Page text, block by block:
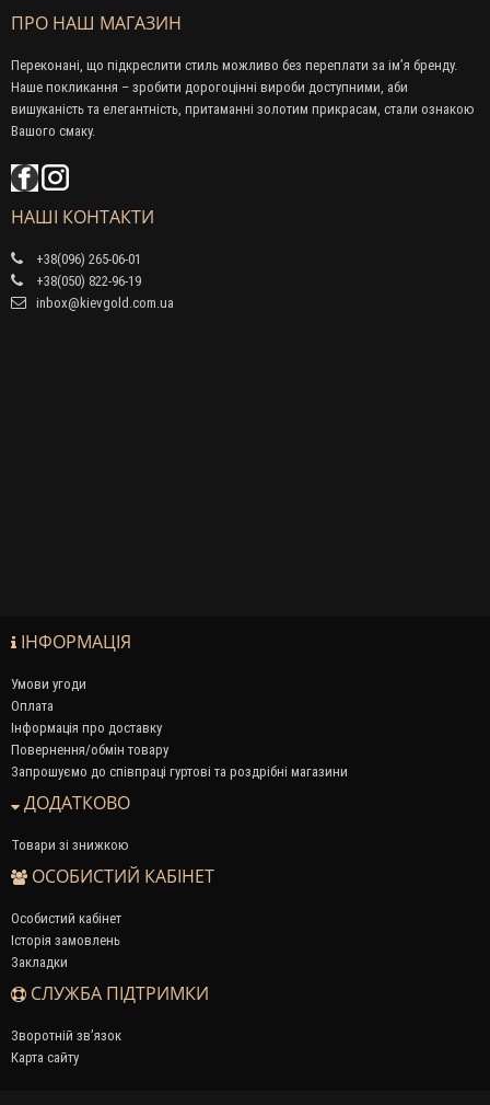
ПРО НАШ МАГАЗИН
Переконані, що підкреслити стиль можливо без переплати за ім’я бренду.
Наше покликання – зробити дорогоцінні вироби доступними, аби
вишуканість та елегантність, притаманні золотим прикрасам, стали ознакою
Вашого смаку.
НАШІ КОНТАКТИ
+38(096) 265-06-01
+38(050) 822-96-19
inbox@kievgold.com.ua
ІНФОРМАЦІЯ
Умови угоди
Оплата
Інформація про доставку
Повернення/обмін товару
Запрошуємо до співпраці гуртові та роздрібні магазини
ДОДАТКОВО
Товари зі знижкою
ОСОБИСТИЙ КАБІНЕТ
Особистий кабінет
Історія замовлень
Закладки
СЛУЖБА ПІДТРИМКИ
Зворотній зв’язок
Карта сайту